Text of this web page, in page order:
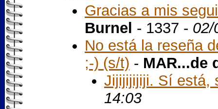
Gracias a mis
Burnel - 1337 - 02/
No está la reseña
;-) (s/t) - MAR...de
Jijijijijiji. Sí está,
14:03